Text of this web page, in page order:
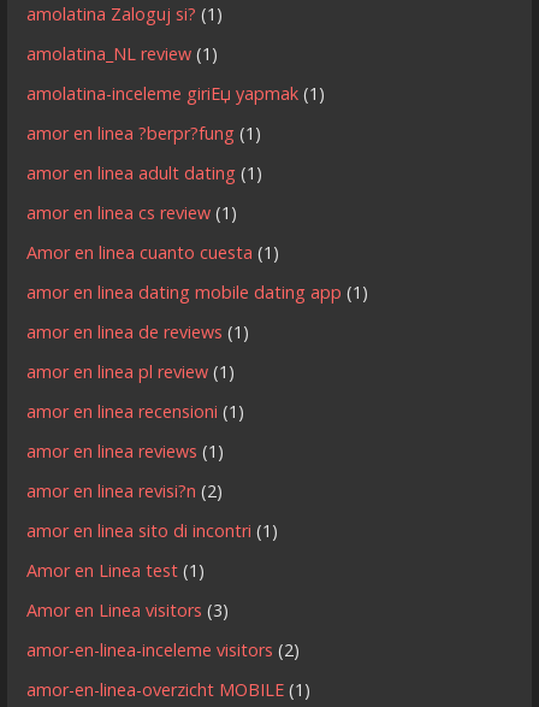
amolatina Zaloguj si? (1)
amolatina_NL review (1)
amolatina-inceleme giriЕџ yapmak (1)
amor en linea ?berpr?fung (1)
amor en linea adult dating (1)
amor en linea cs review (1)
Amor en linea cuanto cuesta (1)
amor en linea dating mobile dating app (1)
amor en linea de reviews (1)
amor en linea pl review (1)
amor en linea recensioni (1)
amor en linea reviews (1)
amor en linea revisi?n (2)
amor en linea sito di incontri (1)
Amor en Linea test (1)
Amor en Linea visitors (3)
amor-en-linea-inceleme visitors (2)
amor-en-linea-overzicht MOBILE (1)